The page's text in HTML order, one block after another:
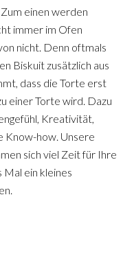
einen werden
immer im Ofen
nicht. Denn oftmals
Biskuit zusätzlich aus
dass die Torte erst
einer Torte wird. Dazu
Kreativität,
Know-how. Unsere
sich viel Zeit für Ihre
ein kleines